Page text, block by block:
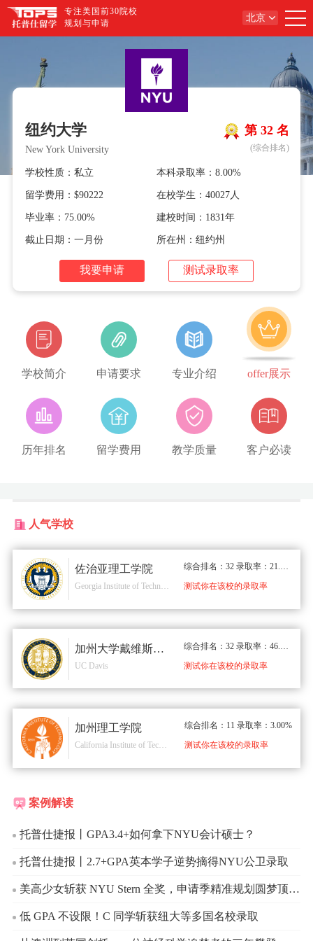
专注美国前30院校
规划与申请
北京
纽约大学
New York University
学校性质：私立 本科录取率：8.00%
留学费用：$90222 在校学生：40027人
毕业率：75.00% 建校时间：1831年
截止日期：一月份 所在州：纽约州
我要申请 测试录取率
第 32 名
(综合排名)
学校简介 申请要求 专业介绍 offer展示
历年排名 留学费用 教学质量 客户必读
人气学校
佐治亚理工学院
Georgia Institute of Technology
综合排名：32 录取率：21.00%
测试你在该校的录取率
加州大学戴维斯分校
UC Davis
测试你在该校的录取率
加州理工学院
California Institute of Technology
综合排名：11 录取率：3.00%
测试你在该校的录取率
案例解读
托普仕捷报丨GPA3.4+如何拿下NYU会计硕士？
托普仕捷报丨2.7+GPA英本学子逆势摘得NYU公卫录取
美高少女斩获 NYU Stern 全奖，申请季精准规划圆梦顶尖商学院
低 GPA 不设限！C 同学斩获纽大等多国名校录取